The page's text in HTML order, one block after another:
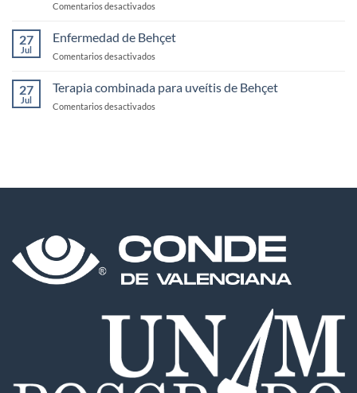
Comentarios desactivados
importantes
de
en
27
Jul
Enfermedad de Behçet
Comentarios desactivados
Behçet
27
Jul
Terapia combinada para uveítis de Behçet
Comentarios desactivados
Behçet